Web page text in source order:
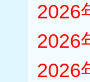
2026
2026
2026